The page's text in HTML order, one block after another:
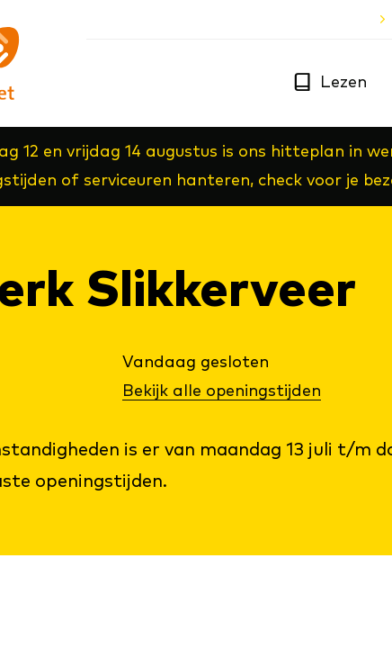
Lezen
12 en vrijdag 14 augustus is ons hitteplan in
of serviceuren hanteren, check voor je
Slik­ker­veer
Vandaag gesloten
Bekijk alle openingstijden
is er van maandag 13 juli t/m
openingstijden.